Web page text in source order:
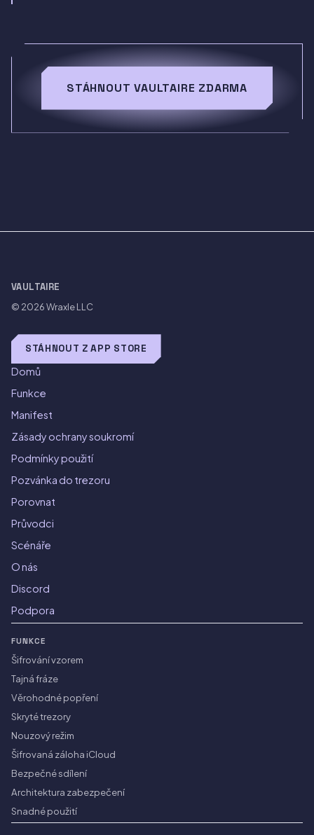
STÁHNOUT VAULTAIRE ZDARMA
VAULTAIRE
© 2026Wraxle LLC
STÁHNOUT Z APP STORE
Domů
Funkce
Manifest
Zásady ochrany soukromí
Podmínky použití
Pozvánka do trezoru
Porovnat
Průvodci
Scénáře
O nás
Discord
Podpora
FUNKCE
Šifrování vzorem
Tajná fráze
Věrohodné popření
Skryté trezory
Nouzový režim
Šifrovaná záloha iCloud
Bezpečné sdílení
Architektura zabezpečení
Snadné použití